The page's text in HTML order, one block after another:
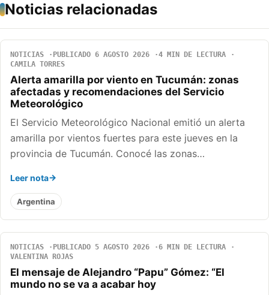
Noticias relacionadas
NOTICIAS PUBLICADO 6 AGOSTO 2026
4 MIN DE LECTURA
CAMILA TORRES
Alerta amarilla por viento en Tucumán: zonas
afectadas y recomendaciones del Servicio
Meteorológico
El Servicio Meteorológico Nacional emitió un alerta
amarilla por vientos fuertes para este jueves en la
provincia de Tucumán. Conocé las zonas…
Leer nota
Argentina
NOTICIAS PUBLICADO 5 AGOSTO 2026
6 MIN DE LECTURA
VALENTINA ROJAS
El mensaje de Alejandro “Papu” Gómez: “El
mundo no se va a acabar hoy